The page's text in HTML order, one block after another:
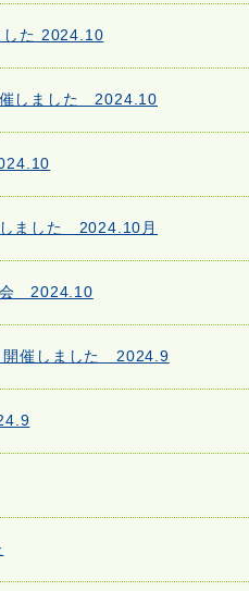
した 2024.10
しました 2024.10
ました 2024.10月
会 2024.10
開催しました 2024.9